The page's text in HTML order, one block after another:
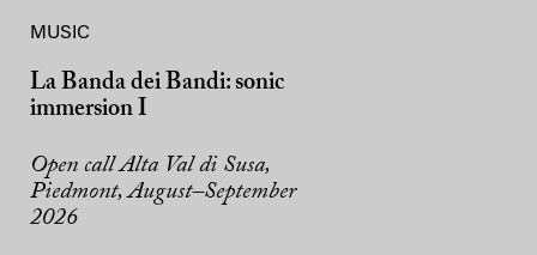
MUSIC
La Banda dei Bandi: sonic
immersion I
Open call Alta Val di Susa,
Piedmont, August–September
2026